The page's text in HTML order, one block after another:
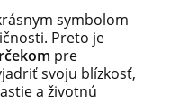
symbolom
Preto je
pre
svoju blízkosť,
a životnú